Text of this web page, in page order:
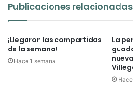
Publicaciones relacionadas
¡Llegaron las compartidas
de la semana!
Hace 1 semana
La